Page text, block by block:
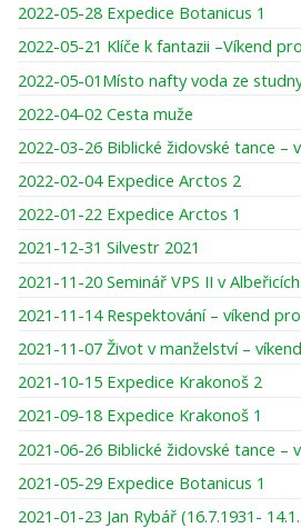
2022-05-28 Expedice Botanicus 1
2022-05-21 Klíče k fantazii –Víkend
2022-05-01Místo nafty voda ze
2022-04-02 Cesta muže
2022-03-26 Biblické židovské tance –
2022-02-04 Expedice Arctos 2
2022-01-22 Expedice Arctos 1
2021-12-31 Silvestr 2021
2021-11-20 Seminář VPS II v Albeřicích
2021-11-14 Respektování – víkend
2021-11-07 Život v manželství –
2021-10-15 Expedice Krakonoš 2
2021-09-18 Expedice Krakonoš 1
2021-06-26 Biblické židovské tance –
2021-05-29 Expedice Botanicus 1
2021-01-23 Jan Rybář (16.7.1931-